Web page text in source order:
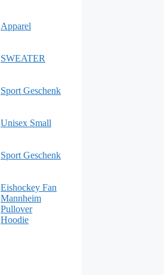
Apparel
SWEATER
Sport Geschenk
Unisex Small
Sport Geschenk
Eishockey Fan
Mannheim
Pullover
Hoodie